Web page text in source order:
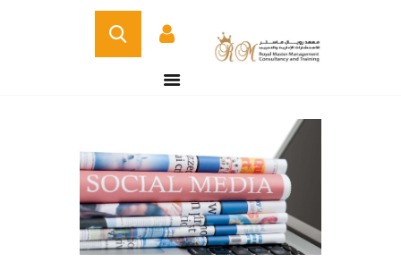
الدورات التدريبية
الخدمات
اتصل بنا
CERTIFICATE